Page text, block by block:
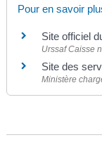
Pour en savoir
Site officiel
Urssaf Caisse
Site des
Ministère